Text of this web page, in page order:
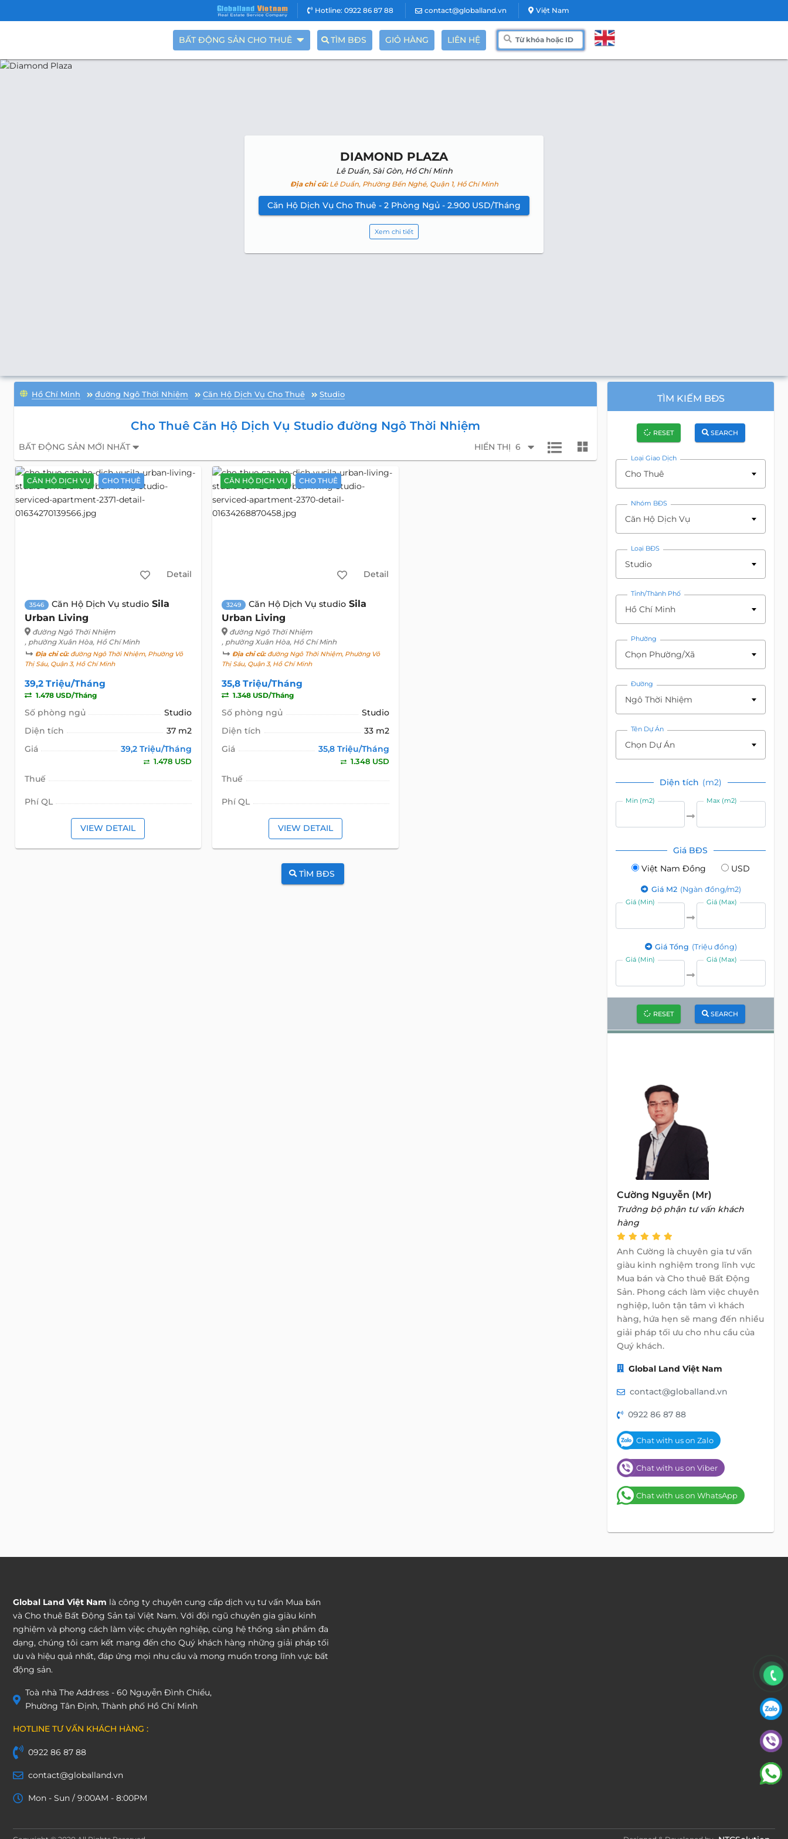
Hotline: 0922 86 87 88 contact@globalland.vn Việt Nam
BẤT ĐỘNG SẢN CHO THUÊ TÌM BĐS GIỎ HÀNG LIÊN HỆ
DIAMOND PLAZA
Lê Duẩn, Sài Gòn, Hồ Chí Minh
Địa chỉ cũ:Lê Duẩn, Phường Bến Nghé, Quận 1, Hồ Chí Minh
Căn Hộ Dịch Vụ Cho Thuê - 2 Phòng Ngủ - 2.900 USD/Tháng
Xem chi tiết
Hồ Chí Minh đường Ngô Thời Nhiệm Căn Hộ Dịch Vụ Cho Thuê Studio
Cho Thuê Căn Hộ Dịch Vụ Studio đường Ngô Thời Nhiệm
BẤT ĐỘNG SẢN MỚI NHẤT HIỂN THỊ 6
CĂN HỘ DỊCH VỤ CHO THUÊ
Detail
3546 Căn Hộ Dịch Vụ studio Sila
Urban Living
đường Ngô Thời Nhiệm
, phường Xuân Hòa, Hồ Chí Minh
Địa chỉ cũ:đường Ngô Thời Nhiệm, Phường Võ
Thị Sáu, Quận 3, Hồ Chí Minh
39,2 Triệu/Tháng
1.478 USD/Tháng
Số phòng ngủ
Studio
Diện tích
37 m2
Giá
39,2 Triệu/Tháng
1.478 USD
Thuế
Phí QL
VIEW DETAIL
CĂN HỘ DỊCH VỤ CHO THUÊ
Detail
3249 Căn Hộ Dịch Vụ studio Sila
Urban Living
đường Ngô Thời Nhiệm
, phường Xuân Hòa, Hồ Chí Minh
Địa chỉ cũ:đường Ngô Thời Nhiệm, Phường Võ
Thị Sáu, Quận 3, Hồ Chí Minh
35,8 Triệu/Tháng
1.348 USD/Tháng
Số phòng ngủ
Studio
Diện tích
33 m2
Giá
35,8 Triệu/Tháng
1.348 USD
Thuế
Phí QL
VIEW DETAIL
TÌM BĐS
TÌM KIẾM BĐS
RESET SEARCH
Loại Giao Dịch
Cho Thuê
Nhóm BĐS
Căn Hộ Dịch Vụ
Loại BĐS
Studio
Tỉnh/Thành Phố
Hồ Chí Minh
Phường
Chọn Phường/Xã
Đường
Ngô Thời Nhiệm
Tên Dự Án
Chọn Dự Án
Diện tích (m2)
Min (m2) Max (m2)
Giá BĐS
Việt Nam Đồng
USD
Giá M2 (Ngàn đồng/m2)
Giá (Min) Giá (Max)
Giá Tổng (Triệu đồng)
Giá (Min) Giá (Max)
RESET SEARCH
Cường Nguyễn (Mr)
Trưởng bộ phận tư vấn khách
hàng
Anh Cường là chuyên gia tư vấn
giàu kinh nghiệm trong lĩnh vực
Mua bán và Cho thuê Bất Động
Sản. Phong cách làm việc chuyên
nghiệp, luôn tận tâm vì khách
hàng, hứa hẹn sẽ mang đến nhiều
giải pháp tối ưu cho nhu cầu của
Quý khách.
Global Land Việt Nam
contact@globalland.vn
0922 86 87 88
Chat with us on Zalo
Chat with us on Viber
Chat with us on WhatsApp
Global Land Việt Nam là công ty chuyên cung cấp dịch vụ tư vấn Mua bán
và Cho thuê Bất Động Sản tại Việt Nam. Với đội ngũ chuyên gia giàu kinh
nghiệm và phong cách làm việc chuyên nghiệp, cùng hệ thống sản phẩm đa
dạng, chúng tôi cam kết mang đến cho Quý khách hàng những giải pháp tối
ưu và hiệu quả nhất, đáp ứng mọi nhu cầu và mong muốn trong lĩnh vực bất
động sản.
Toà nhà The Address - 60 Nguyễn Đình Chiểu,
Phường Tân Định, Thành phố Hồ Chí Minh
HOTLINE TƯ VẤN KHÁCH HÀNG :
0922 86 87 88
contact@globalland.vn
Mon - Sun / 9:00AM - 8:00PM